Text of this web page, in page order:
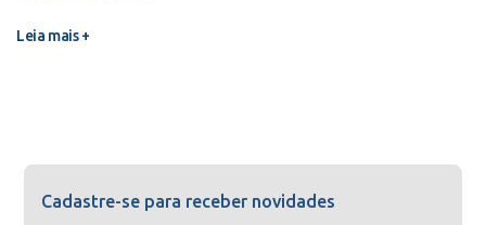
Leia mais +
Cadastre-se para receber novidades